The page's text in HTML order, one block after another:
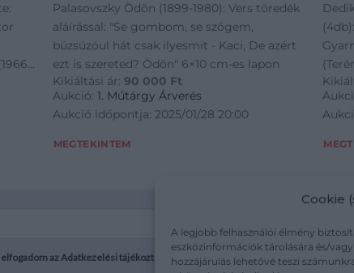
Cookie
A legjobb felhasználói élmény
eszközinformációk tárolására és/
hozzájárulás lehetővé teszi
Palasovszky Ödön (1899-1980): Vers töredék
aláírással: "Se gombom, se szögem,
búzsúzóul hát csak ilyesmit - Kaci, De azért
ezt is szereted? Ödön" 6×10 cm-es lapon
Kikiáltási ár: 90 000 Ft
Aukció: 1. Műtárgy Árverés
Aukció időpontja: 2025/01/28 20:00
MEGTEKINTEM
Pál),
az Adatkezelési tájékoztatót: mutargy.com/adatkezelesi-tajekoztato/